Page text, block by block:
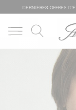
DERNIÈRES OFFRES